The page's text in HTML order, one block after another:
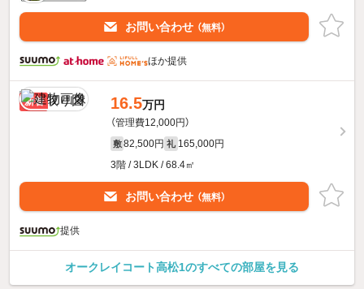
お問い合わせ （無料）
ほか提供
新着 16.5万円
（管理費12,000円）
敷 82,500円 礼 165,000円
3階 / 3LDK / 68.4㎡
お問い合わせ （無料）
提供
オークレイコート高松1のすべての部屋を見る